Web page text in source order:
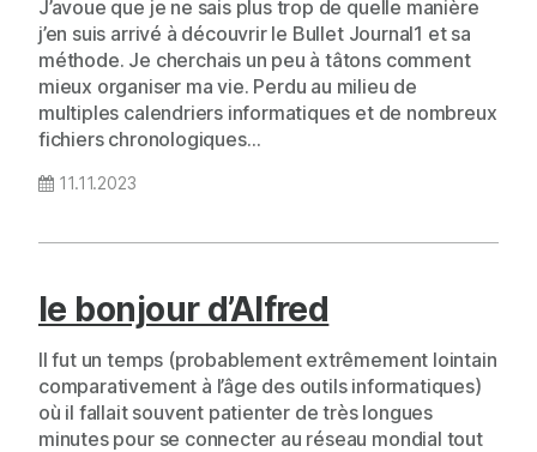
J’avoue que je ne sais plus trop de quelle manière
j’en suis arrivé à découvrir le Bullet Journal1 et sa
méthode. Je cherchais un peu à tâtons comment
mieux organiser ma vie. Perdu au milieu de
multiples calendriers informatiques et de nombreux
fichiers chronologiques…
11.11.2023
le bonjour d’Alfred
Il fut un temps (probablement extrêmement lointain
comparativement à l’âge des outils informatiques)
où il fallait souvent patienter de très longues
minutes pour se connecter au réseau mondial tout